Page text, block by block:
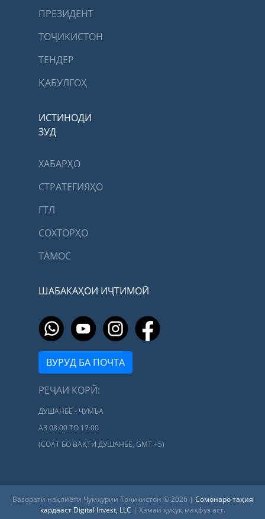
ПРЕЗИДЕНТ
ТОҶИКИСТОН
ТЕНДЕР
ҚАБУЛГОҲ
ИСТИНОДИ
ЗУД
ХАБАРҲО
СТРАТЕГИЯҲО
ГТЛ
СОХТОРҲО
ТАМОС
ШАБАКАҲОИ ИҶТИМОӢ
ВУРУД БА ПОЧТА
РЕҶАИ КОРӢ:
ДУШАНБЕ - ҶУМЪА
АЗ 08:00 ТО 17:00
(СОАТ БО ВАҚТИ ДУШАНБЕ, GMT +5)
Вазорати нақлиёти Ҷумҳурии Тоҷикистон © 2026 | Сомонаро таҳия
кардааст Digital Invest, LLC | Ҳамаи ҳуқуқ маҳфуз аст.